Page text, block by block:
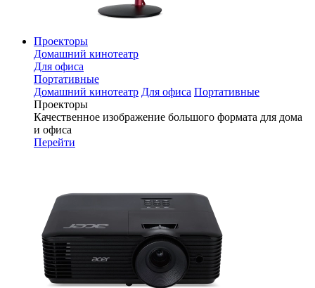
Проекторы
Домашний кинотеатр
Для офиса
Портативные
Домашний кинотеатр Для офиса Портативные
Проекторы
Качественное изображение большого формата для дома
и офиса
Перейти